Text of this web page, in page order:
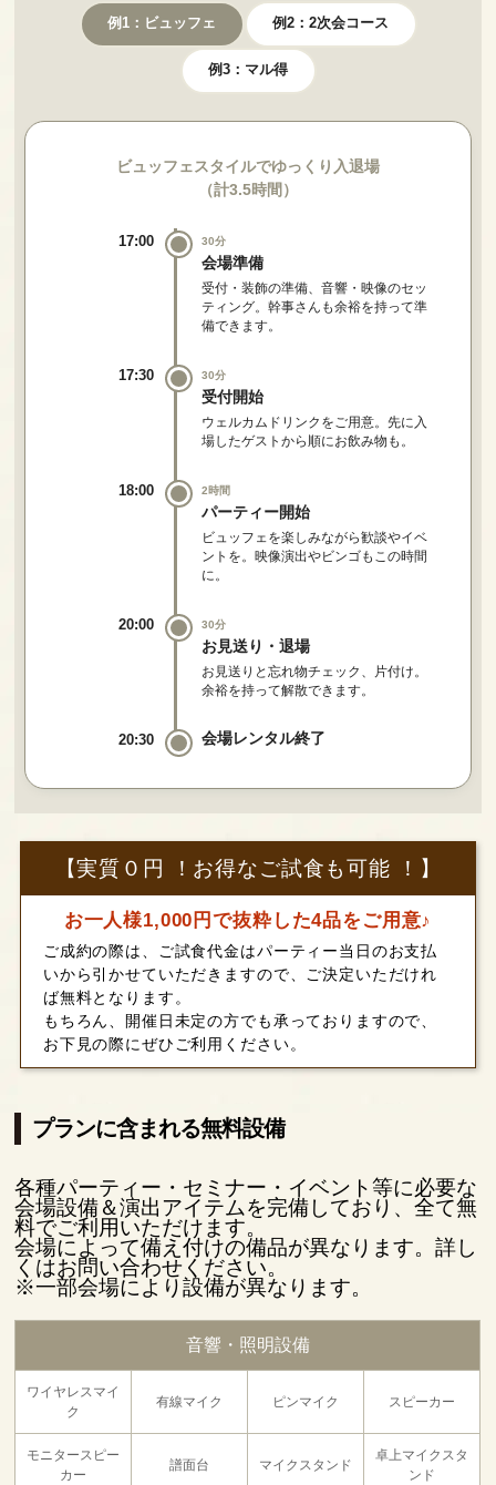
例1：ビュッフェ 例2：2次会コース
例3：マル得
ビュッフェスタイルでゆっくり入退場
（計3.5時間）
17:00 30分
会場準備
受付・装飾の準備、音響・映像のセッ
ティング。幹事さんも余裕を持って準
備できます。
17:30 30分
受付開始
ウェルカムドリンクをご用意。先に入
場したゲストから順にお飲み物も。
18:00 2時間
パーティー開始
ビュッフェを楽しみながら歓談やイベ
ントを。映像演出やビンゴもこの時間
に。
20:00 30分
お見送り・退場
お見送りと忘れ物チェック、片付け。
余裕を持って解散できます。
20:30 会場レンタル終了
【実質０円 ！お得なご試食も可能 ！】
お一人様1,000円で抜粋した4品をご用意♪
ご成約の際は、ご試食代金はパーティー当日のお支払
いから引かせていただきますので、ご決定いただけれ
ば無料となります。
もちろん、開催日未定の方でも承っておりますので、
お下見の際にぜひご利用ください。
プランに含まれる無料設備
各種パーティー・セミナー・イベント等に必要な
会場設備＆演出アイテムを完備しており、全て無
料でご利用いただけます。
会場によって備え付けの備品が異なります。詳し
くはお問い合わせください。
※一部会場により設備が異なります。
音響・照明設備
ワイヤレスマイ
ク
有線マイク ピンマイク スピーカー
モニタースピー
カー
譜面台 マイクスタンド
卓上マイクスタ
ンド